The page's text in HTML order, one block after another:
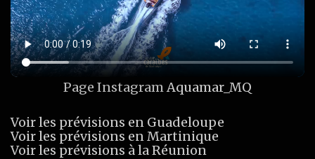
Page Instagram Aquamar_MQ
Voir les prévisions en Guadeloupe
Voir les prévisions en Martinique
Voir les prévisions à la Réunion